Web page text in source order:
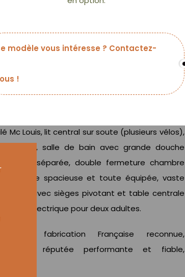
modèle vous intéresse ? Contactez-
!
Mc Louis, lit central sur soute (plusieurs vélos),
salle de bain avec grande douche
séparée, double fermeture chambre
cuisine spacieuse et toute équipée, vaste
avant avec sièges pivotant et table centrale
électrique pour deux adultes.
main, fabrication Française reconnue,
réputée performante et fiable,